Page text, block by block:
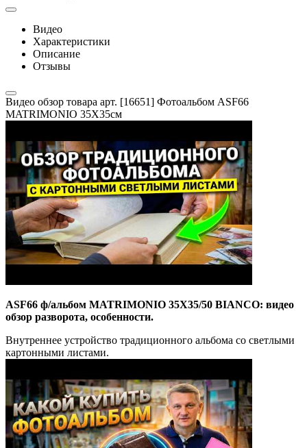
Видео
Характеристики
Описание
Отзывы
Видео обзор товара арт. [16651] Фотоальбом ASF66
MATRIMONIO 35X35см
ASF66 ф/альбом MATRIMONIO 35X35/50 BIANCO: видео
обзор разворота, особенности.
Внутреннее устройство традиционного альбома со светлыми
картонными листами.